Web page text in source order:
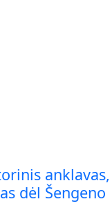
anklavas,
dėl Šengeno